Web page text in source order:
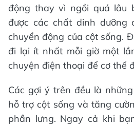
động thay vì ngồi quá lâu
được các chất dinh dưỡng
chuyển động của cột sống.
đi lại ít nhất mỗi giờ một
chuyện điện thoại để cơ thể
Các gợi ý trên đều là
hỗ trợ cột sống và tăng
phần lưng. Ngay cả khi